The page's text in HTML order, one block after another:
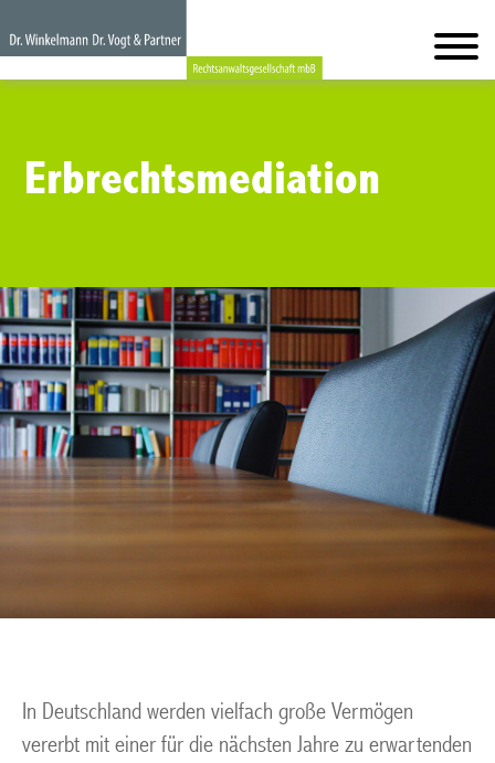
Erbrechtsmediation
In Deutschland werden vielfach große Vermögen
vererbt mit einer für die nächsten Jahre zu erwartenden